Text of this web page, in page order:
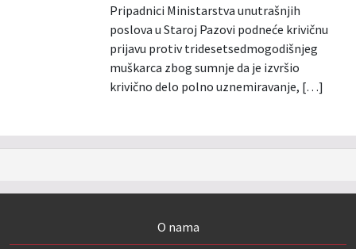
Pripadnici Ministarstva unutrašnjih
poslova u Staroj Pazovi podneće krivičnu
prijavu protiv tridesetsedmogodišnjeg
muškarca zbog sumnje da je izvršio
krivično delo polno uznemiravanje, […]
O nama